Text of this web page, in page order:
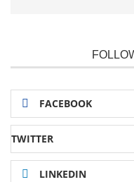
FACEBOOK
TWITTER
LINKEDIN